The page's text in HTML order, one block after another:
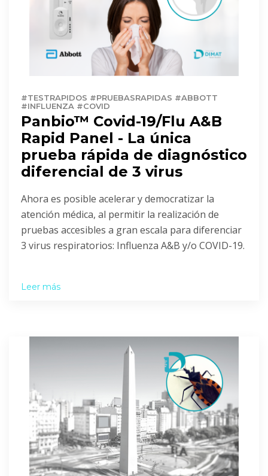
#TESTRAPIDOS #PRUEBASRAPIDAS #ABBOTT
#INFLUENZA #COVID
Panbio™ Covid-19/Flu A&B
Rapid Panel - La única
prueba rápida de diagnóstico
diferencial de 3 virus
Ahora es posible acelerar y democratizar la
atención médica, al permitir la realización de
pruebas accesibles a gran escala para diferenciar
3 virus respiratorios: Influenza A&B y/o COVID-19.
Leer más